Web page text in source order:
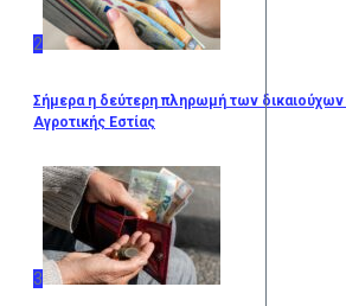
2
Σήμερα η δεύτερη πληρωμή των
Αγροτικής Εστίας
3